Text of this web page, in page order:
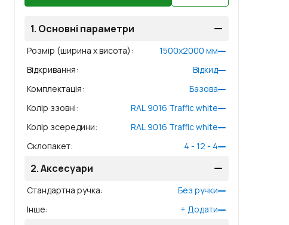
1. Основні параметри
Розмір (ширина x висота): 1500x2000 мм
Відкривання:
Відкид
Комплектація:
Базова
Колір ззовні:
RAL 9016 Traffic white
Колір зсередини:
RAL 9016 Traffic white
Склопакет: 4 - 12 - 4
2.Аксесуари
Стандартна ручка:
Без ручки
Інше: + Додати